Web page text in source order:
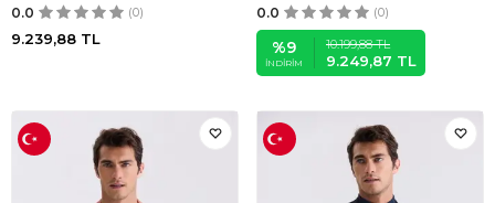
0.0 (0)
9.239,88 TL
0.0 (0)
%9
İNDIRIM
10.199,88TL
9.249,87 TL